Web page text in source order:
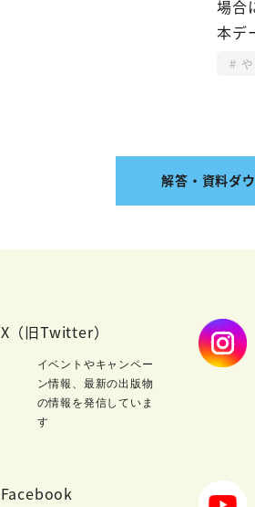
場合
本デ
解答・資料ダ
X（旧Twitter）
イベントやキャンペー
ン情報、最新の出版物
の情報を発信していま
す
Facebook